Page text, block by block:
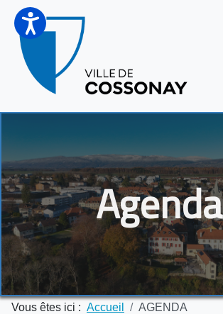
Agenda
Vous êtes ici : Accueil AGENDA